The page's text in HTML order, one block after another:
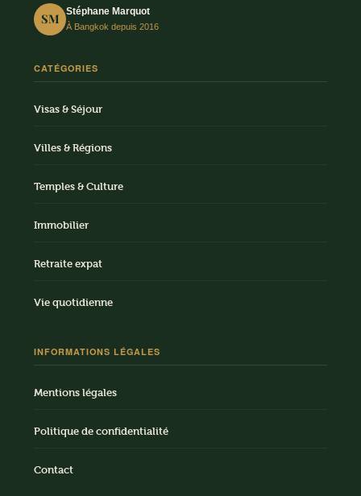
SM Stéphane Marquot
À Bangkok depuis 2016
CATÉGORIES
Visas & Séjour
Villes & Régions
Temples & Culture
Immobilier
Retraite expat
Vie quotidienne
INFORMATIONS LÉGALES
Mentions légales
Politique de confidentialité
Contact